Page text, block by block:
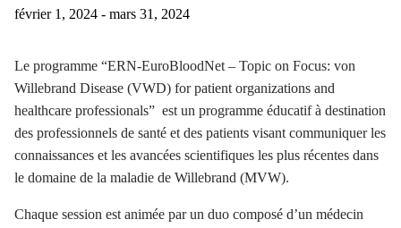
février 1, 2024 - mars 31, 2024
Le programme “ERN-EuroBloodNet – Topic on Focus: von
Willebrand Disease (VWD) for patient organizations and
healthcare professionals” est un programme éducatif à destination
des professionnels de santé et des patients visant communiquer les
connaissances et les avancées scientifiques les plus récentes dans
le domaine de la maladie de Willebrand (MVW).
Chaque session est animée par un duo composé d’un médecin